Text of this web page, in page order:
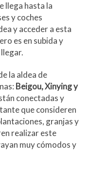
llega hasta la
y coches
y acceder a esta
es en subida y
la aldea de
Beigou, Xinying y
conectadas y
que consideren
granjas y
realizar este
muy cómodos y